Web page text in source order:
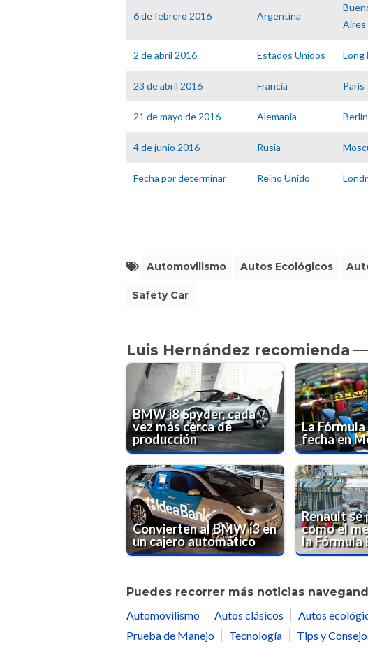
6 de febrero 2016 Argentina
Aires
2 de abril 2016 Estados Unidos Long
23 de abril 2016 Francia París
21 de mayo de 2016 Alemania Berlín
4 de junio 2016 Rusia
Fecha por determinar Reino Unido
Automovilismo Autos Ecológicos
Safety Car
Luis Hernández recomienda
BMW i8 Spyder, cada
vez más cerca de
producción
La
fecha en
Convierten al BMW i3 en
un cajero automático
Renault se
como el
la Fórmula
Puedes recorrer más noticias
Automovilismo
Autos clásicos Autos
Prueba de Manejo
Tecnología Tips y